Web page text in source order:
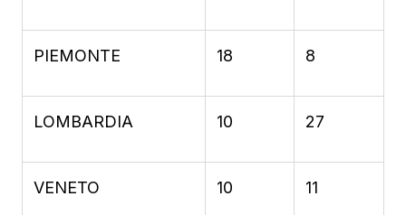
PIEMONTE 18 8
LOMBARDIA 10 27
VENETO 10 11